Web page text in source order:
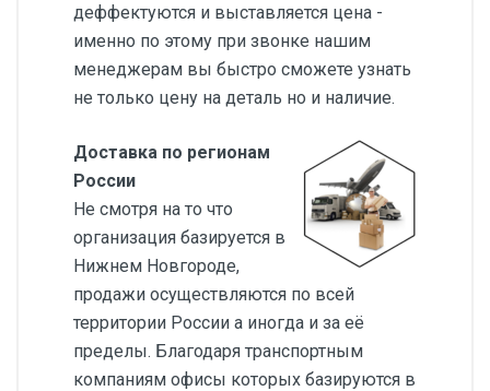
деффектуются и выставляется цена -
именно по этому при звонке нашим
менеджерам вы быстро сможете узнать
не только цену на деталь но и наличие.
Доставка по регионам
России
Не смотря на то что
организация базируется в
Нижнем Новгороде,
продажи осуществляются по всей
территории России а иногда и за её
пределы. Благодаря транспортным
компаниям офисы которых базируются в